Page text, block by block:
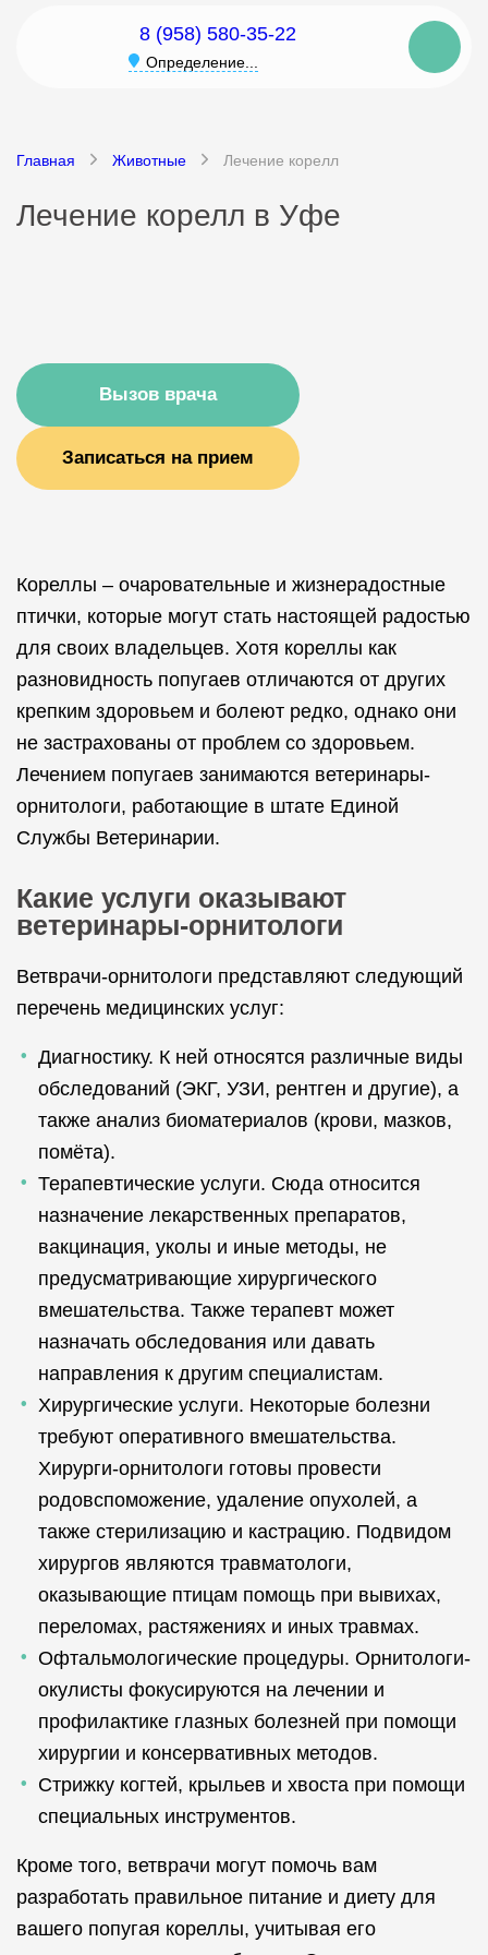
8 (958) 580-35-22
Определение...
Главная Животные Лечение корелл
Лечение корелл в Уфе
Вызов врача
Записаться на прием
Кореллы – очаровательные и жизнерадостные
птички, которые могут стать настоящей радостью
для своих владельцев. Хотя кореллы как
разновидность попугаев отличаются от других
крепким здоровьем и болеют редко, однако они
не застрахованы от проблем со здоровьем.
Лечением попугаев занимаются ветеринары-
орнитологи, работающие в штате Единой
Службы Ветеринарии.
Какие услуги оказывают
ветеринары-орнитологи
Ветврачи-орнитологи представляют следующий
перечень медицинских услуг:
Диагностику. К ней относятся различные виды
обследований (ЭКГ, УЗИ, рентген и другие), а
также анализ биоматериалов (крови, мазков,
помёта).
Терапевтические услуги. Сюда относится
назначение лекарственных препаратов,
вакцинация, уколы и иные методы, не
предусматривающие хирургического
вмешательства. Также терапевт может
назначать обследования или давать
направления к другим специалистам.
Хирургические услуги. Некоторые болезни
требуют оперативного вмешательства.
Хирурги-орнитологи готовы провести
родовспоможение, удаление опухолей, а
также стерилизацию и кастрацию. Подвидом
хирургов являются травматологи,
оказывающие птицам помощь при вывихах,
переломах, растяжениях и иных травмах.
Офтальмологические процедуры. Орнитологи-
окулисты фокусируются на лечении и
профилактике глазных болезней при помощи
хирургии и консервативных методов.
Стрижку когтей, крыльев и хвоста при помощи
специальных инструментов.
Кроме того, ветврачи могут помочь вам
разработать правильное питание и диету для
вашего попугая кореллы, учитывая его